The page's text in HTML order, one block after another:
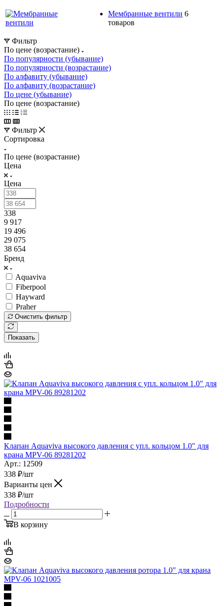
Мембранные вентили 6
товаров
Фильтр
По цене (возрастание)
По популярности (убывание)
По популярности (возрастание)
По алфавиту (убывание)
По алфавиту (возрастание)
По цене (убывание)
По цене (возрастание)
Фильтр
Сортировка
По цене (возрастание)
Цена
Цена
338
9 917
19 496
29 075
38 654
Бренд
Aquaviva
Fiberpool
Hayward
Praher
Очистить фильтр
Показать
Клапан Aquaviva высокого давления с упл. кольцом 1.0" для
крана MPV-06 89281202
Арт.: 12509
338 ₽/шт
Варианты цен
338 ₽/шт
Подробности
В корзину